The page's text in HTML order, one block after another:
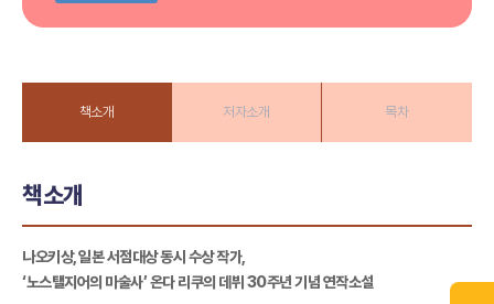
책소개 저자소개 목차
책소개
나오키상, 일본 서점대상 동시 수상 작가,
‘노스탤지어의 마술사’ 온다 리쿠의 데뷔 30주년 기념 연작소설